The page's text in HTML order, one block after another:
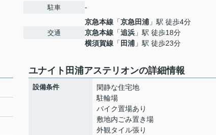
駐車 -
交通
京急本線 「京急田浦 」駅 徒歩4分
京急本線 「追浜 」駅 徒歩18分
横須賀線 「 田浦 」駅 徒歩23分
ユナイト田浦アステリオンの詳細情報
設備条件
閑静な住宅地
駐輪場
バイク置場あり
敷地内ごみ置き場
外観タイル張り